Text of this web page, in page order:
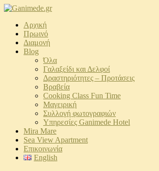
Αρχική
Πρωινό
Διαμονή
Blog
Όλα
Γαλαξείδι και Δελφοί
Δραστηριότητες – Προτάσεις
Βραβεία
Cooking Class Fun Time
Μαγειρική
Συλλογή φωτογραφιών
Υπηρεσίες Ganimede Hotel
Mira Mare
Sea View Apartment
Επικοινωνία
English